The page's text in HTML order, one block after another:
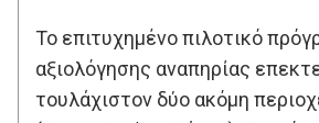
Το επιτυχημένο πιλοτικό
αξιολόγησης αναπηρίας
τουλάχιστον δύο ακόμη